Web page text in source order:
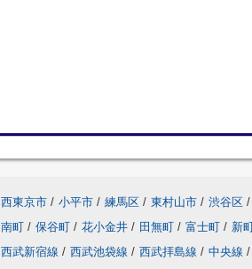
西東京市 / 小平市 / 練馬区 / 東村山市 / 渋谷区 /
南町 / 保谷町 / 花小金井 / 田無町 / 富士町 / 新
西武新宿線 / 西武池袋線 / 西武拝島線 / 中央線 /